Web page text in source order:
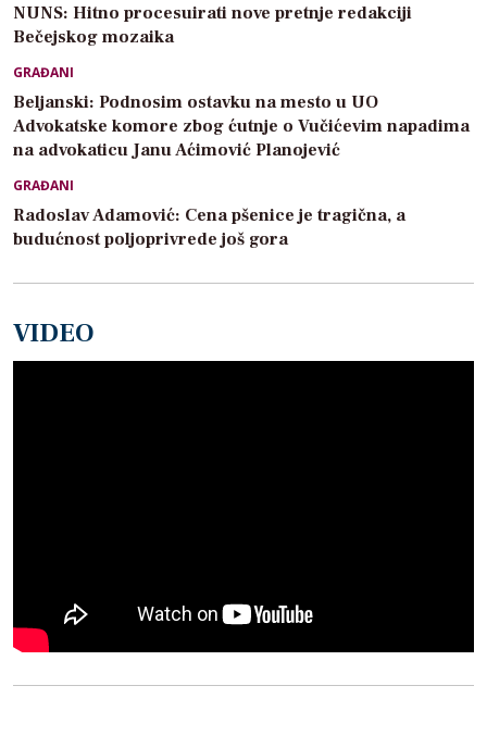
NUNS: Hitno procesuirati nove pretnje redakciji
Bečejskog mozaika
GRAĐANI
Beljanski: Podnosim ostavku na mesto u UO
Advokatske komore zbog ćutnje o Vučićevim napadima
na advokaticu Janu Aćimović Planojević
GRAĐANI
Radoslav Adamović: Cena pšenice je tragična, a
budućnost poljoprivrede još gora
VIDEO